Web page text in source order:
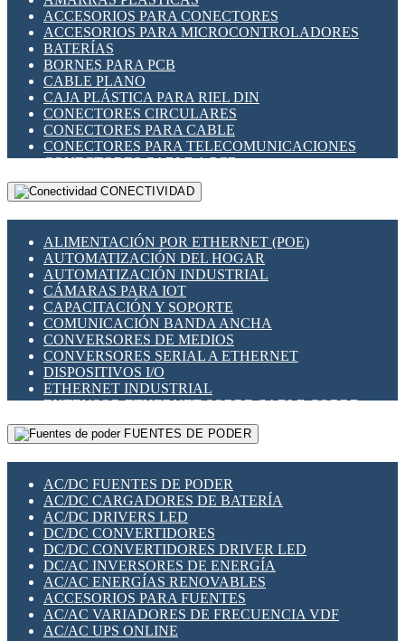
INDICADORES PARA PANEL
INTERFACES DE RELÉ
INTERRUPTORES FIN DE CARRERA
LLAVES CONMUTADORAS
MEDIDORES DE ENERGÍA Y TC'S DE CORRIENTE
MOTORES PASO A PASO
PANTALLAS HMI
PLC -CONTROLADORES LÓGICO PROGRAMABLES
PROGRAMADORES DE HORARIO
RELÉS DE PROTECCIÓN
SENSORES CAPACITIVOS
SENSORES INDUCTIVOS
TEMPORIZADORES
VARIACS
VARIADORES DE FRECUENCIA [VDF]
SECCIONADORES - INTERRUPTORES
MAQUINARIA
ACCESORIOS PARA CONECTORES
ACCESORIOS PARA MICROCONTROLADORES
BATERÍAS
BORNES PARA PCB
CABLE PLANO
CAJA PLÁSTICA PARA RIEL DIN
CONECTORES CIRCULARES
CONECTORES PARA CABLE
CONECTORES PARA TELECOMUNICACIONES
CONECTORES CABLE A PCB
CONECTORES PCB A CABLE
DIP SWITCHES
HERRAMIENTAS VARIAS
ILUMINACIÓN LED
INTERRUPTORES REED
INTERFACES DE RELÉ
OTROS RELÉS
PROTECCIÓN TÉRMICA
RELÉS AUTOMOTRICES
RELÉS DE SEÑAL
RELÉS DE ESTADO SÓLIDO SSR
RELÉS INDUSTRIALES
RELÉS MINIATURA DE POTENCIA
SENSORES MAGNÉTICOS
SWITCH Y MICROSWITCH
TARJETAS PI
UNIÓN Y DERIVACIÓN DE CABLE
CONECTIVIDAD
ALIMENTACIÓN POR ETHERNET (POE)
AUTOMATIZACIÓN DEL HOGAR
AUTOMATIZACIÓN INDUSTRIAL
CÁMARAS PARA IOT
CAPACITACIÓN Y SOPORTE
COMUNICACIÓN BANDA ANCHA
CONVERSORES DE MEDIOS
CONVERSORES SERIAL A ETHERNET
DISPOSITIVOS I/O
ETHERNET INDUSTRIAL
EXTENSOR ETHERNET SOBRE CABLE COBRE
GATEWAY LORAWAN
GESTIÓN DE REDES
PLACAS MODULARES IOT
SWITCHES Y REDES WIFI
SOLUCIONES IOT
SOLUCIONES LORAWAN
SOLUCIONES RED CELULAR
SEGURIDAD PARA REDES
SWITCHES LAN
TELEFONÍA IP (VOIP)
VIGILANCIA IP (CCTV)
MESHTASTIC
FUENTES DE PODER
AC/DC FUENTES DE PODER
AC/DC CARGADORES DE BATERÍA
AC/DC DRIVERS LED
DC/DC CONVERTIDORES
DC/DC CONVERTIDORES DRIVER LED
DC/AC INVERSORES DE ENERGÍA
AC/AC ENERGÍAS RENOVABLES
ACCESORIOS PARA FUENTES
AC/AC VARIADORES DE FRECUENCIA VDF
AC/AC UPS ONLINE